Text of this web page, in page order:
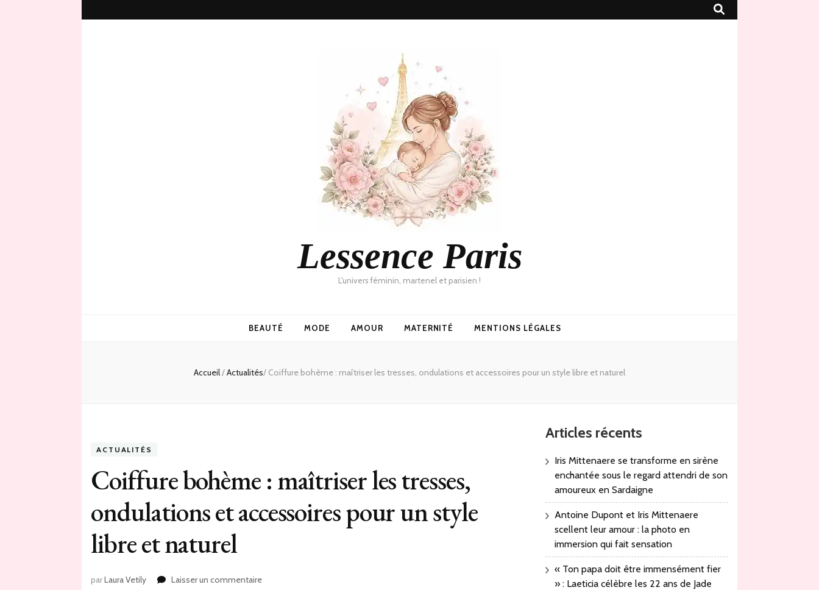
Lessence Paris
L'univers féminin, martenel et parisien !
BEAUTÉ MODE AMOUR MATERNITÉ MENTIONS LÉGALES
Accueil/Actualités/ Coiffure bohème : maîtriser les tresses, ondulations et accessoires pour un style libre et naturel
ACTUALITÉS
Coiffure bohème : maîtriser les tresses,
ondulations et accessoires pour un style
libre et naturel
parLaura Vetily Laisser un commentairesur
Articles récents
Iris Mittenaere se transforme en sirène
enchantée sous le regard attendri de son
amoureux en Sardaigne
Antoine Dupont et Iris Mittenaere
scellent leur amour : la photo en
immersion qui fait sensation
« Ton papa doit être immensément fier
» : Laeticia célèbre les 22 ans de Jade